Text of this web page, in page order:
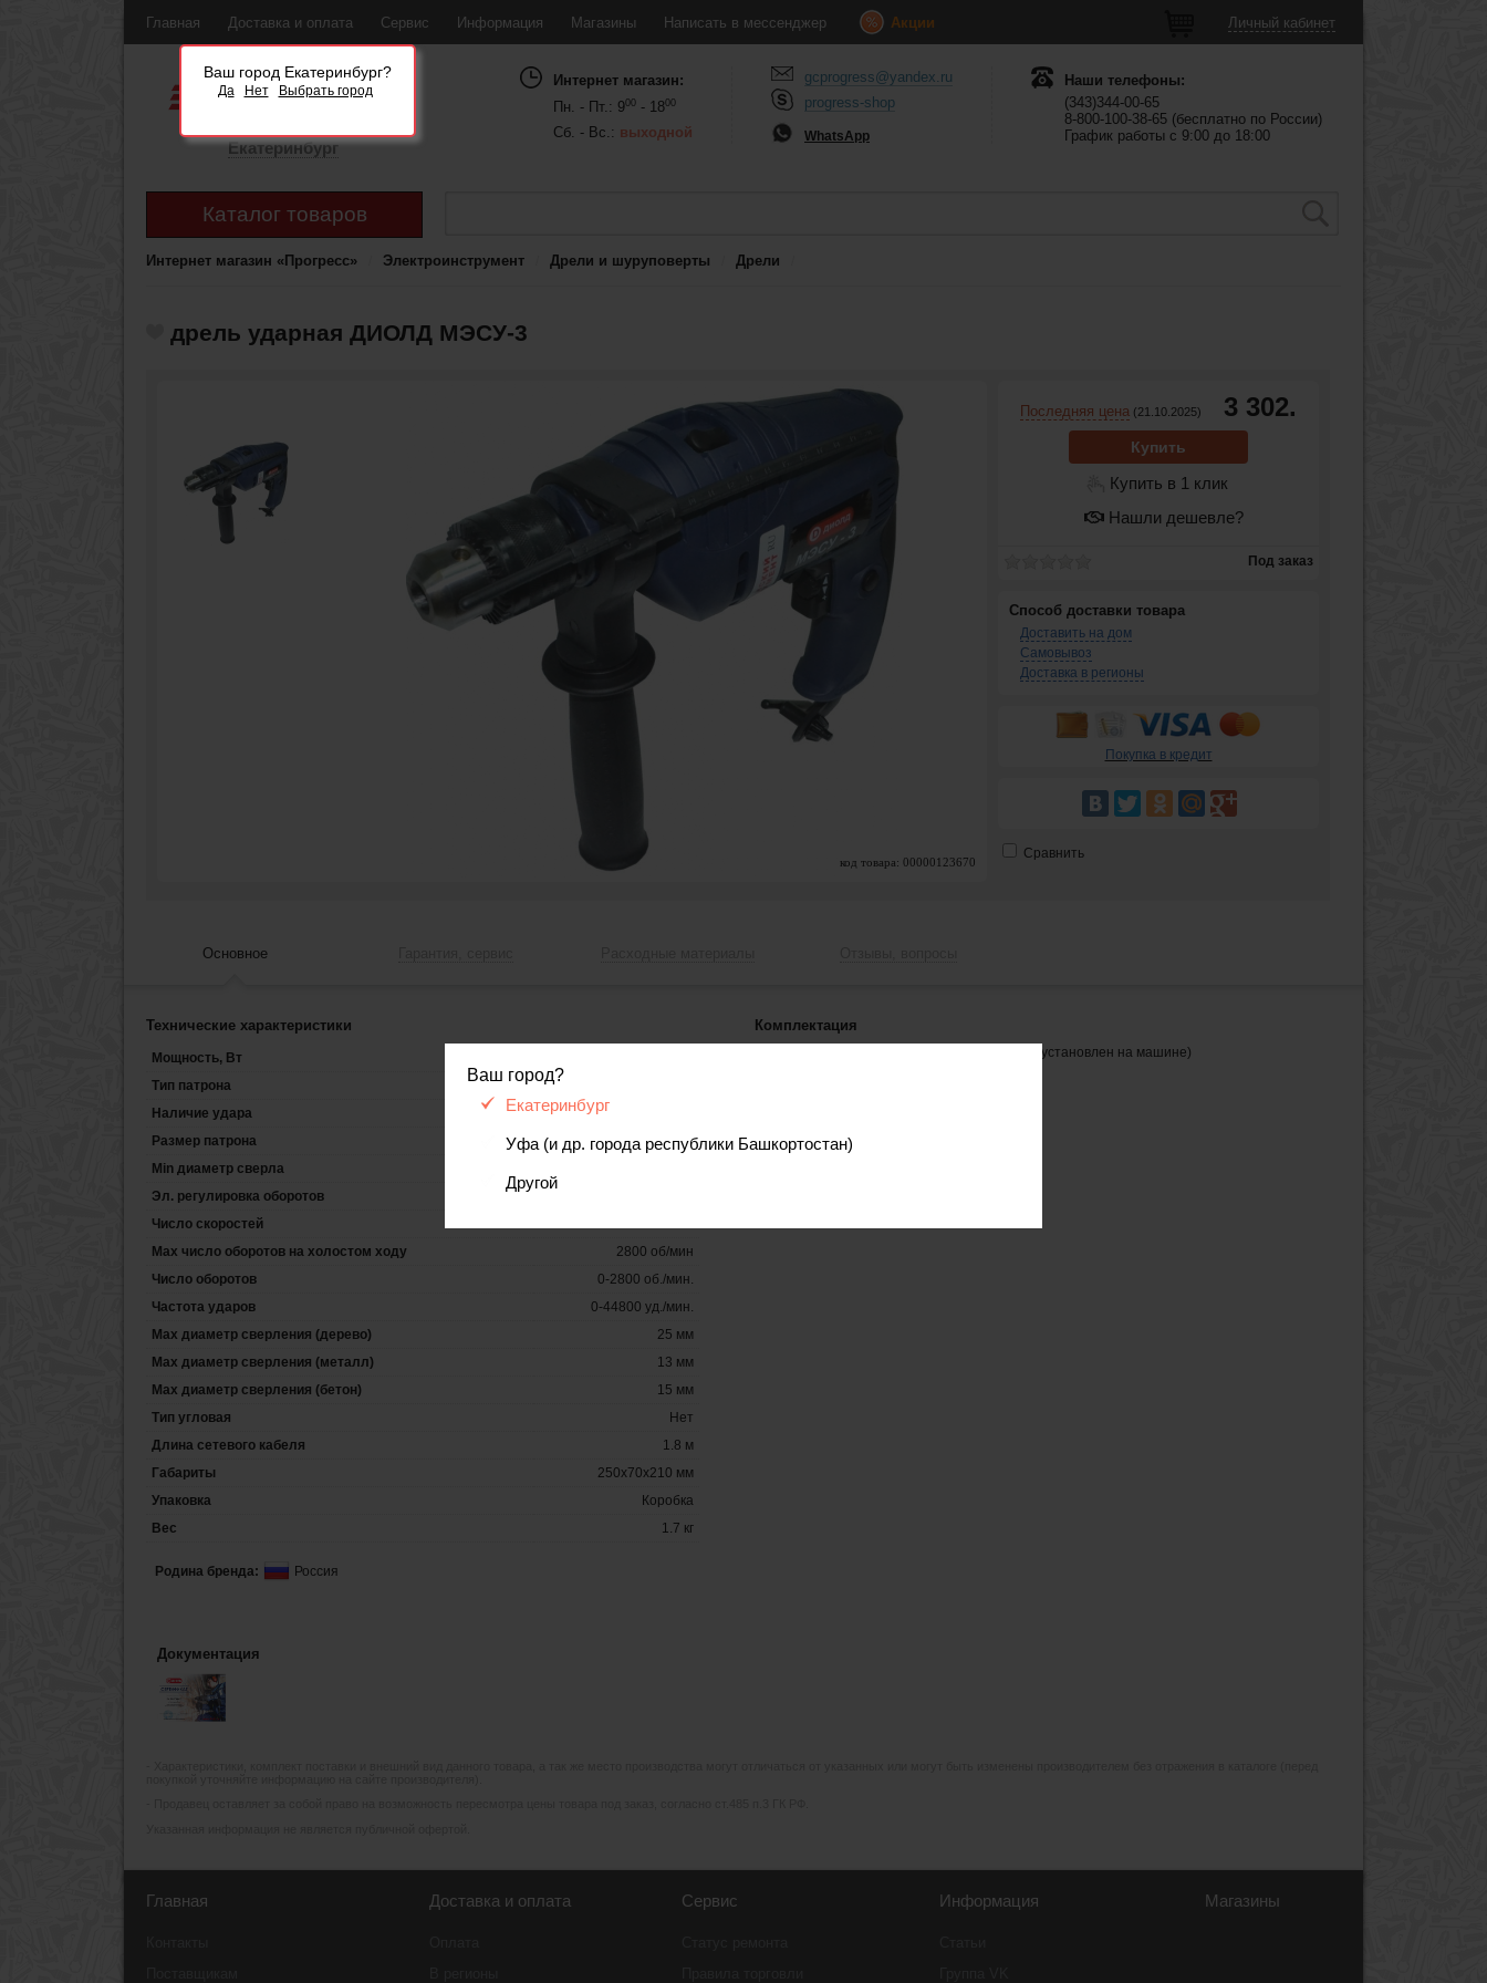
Ваш город?
Екатеринбург
Уфа (и др. города республики Башкортостан)
Другой
Главная Доставка и оплата Сервис Информация Магазины Написать в мессенджер Акции Личный кабинет
Ваш город Екатеринбург?
Да Нет Выбрать город
Екатеринбург
Интернет магазин:
Пн. - Пт.: 900 - 1800
Сб. - Вс.: выходной
gcprogress@yandex.ru
progress-shop
WhatsApp
Наши телефоны:
(343)344-00-65
8-800-100-38-65 (бесплатно по России)
График работы с 9:00 до 18:00
Каталог товаров
Интернет магазин «Прогресс» Электроинструмент Дрели и шуруповерты Дрели
дрель ударная ДИОЛД МЭСУ-3
код товара: 00000123670
Последняя цена (21.10.2025) 3 302.
Купить
Купить в 1 клик
Нашли дешевле?
Под заказ
Способ доставки товара
Доставить на дом
Самовывоз
Доставка в регионы
Покупка в кредит
Сравнить
Основное
Технические характеристики
Мощность, Вт
Тип патрона
Наличие удара
Размер патрона
13 мм
Min диаметр сверла
Эл. регулировка оборотов
Число скоростей
Max число оборотов на холостом ходу
2800 об/мин
Число оборотов
0-2800 об./мин.
Частота ударов
0-44800 уд./мин.
Max диаметр сверления (дерево)
25 мм
Max диаметр сверления (металл)
13 мм
Max диаметр сверления (бетон)
15 мм
Тип угловая
Нет
Длина сетевого кабеля
1.8 м
Габариты
250x70x210 мм
Упаковка
Коробка
Вес
1.7 кг
Родина бренда: Россия
Документация
Комплектация
- Патрон сверлильный с винтом (может быть установлен на машине)
Главная Доставка и оплата Сервис Информация Магазины